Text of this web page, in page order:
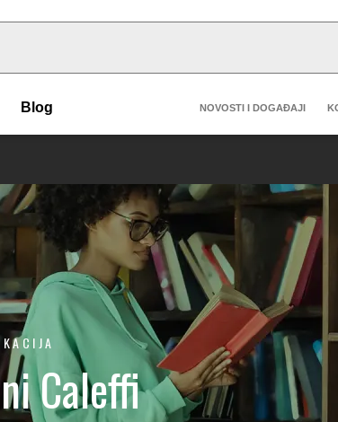
Blog Header
NOVOSTI I DOGAĐAJI
Caleffi